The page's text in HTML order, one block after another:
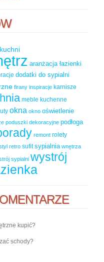
aranżacja łazienki
dodatki do sypialni
firany inspiracje karnisze
meble kuchenne
okna okno oświetlenie
poduszki dekoracyjne podłoga
remont rolety
retro sufit sypialnia wnętrza
sypialni wystrój
kupić?
schody?